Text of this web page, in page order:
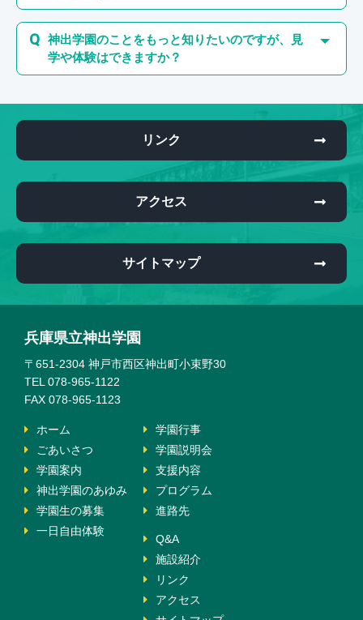
神出学園のことをもっと知りたいのですが、見
学や体験はできますか？
リンク
アクセス
サイトマップ
兵庫県立神出学園
〒651-2304 神戸市西区神出町小束野30
TEL 078-965-1122
FAX 078-965-1123
ホーム
ごあいさつ
学園案内
神出学園のあゆみ
学園生の募集
一日自由体験
学園行事
学園説明会
支援内容
プログラム
進路先
Q&A
施設紹介
リンク
アクセス